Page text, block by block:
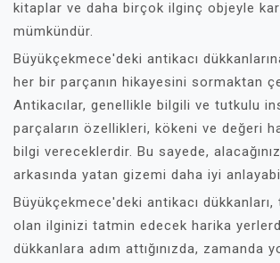
kitaplar ve daha birçok ilginç objeyle
mümkündür.
Büyükçekmece'deki antikacı
her bir parçanın hikayesini sormaktan
Antikacılar, genellikle bilgili ve tutkulu
parçaların özellikleri, kökeni ve değeri
bilgi vereceklerdir. Bu sayede,
arkasında yatan gizemi daha iyi
Büyükçekmece'deki antikacı
olan ilginizi tatmin edecek harika
dükkanlara adım attığınızda, zamanda